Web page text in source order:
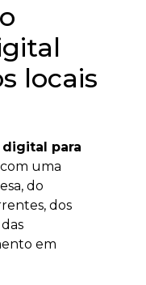
locais
para
uma
do
dos
em